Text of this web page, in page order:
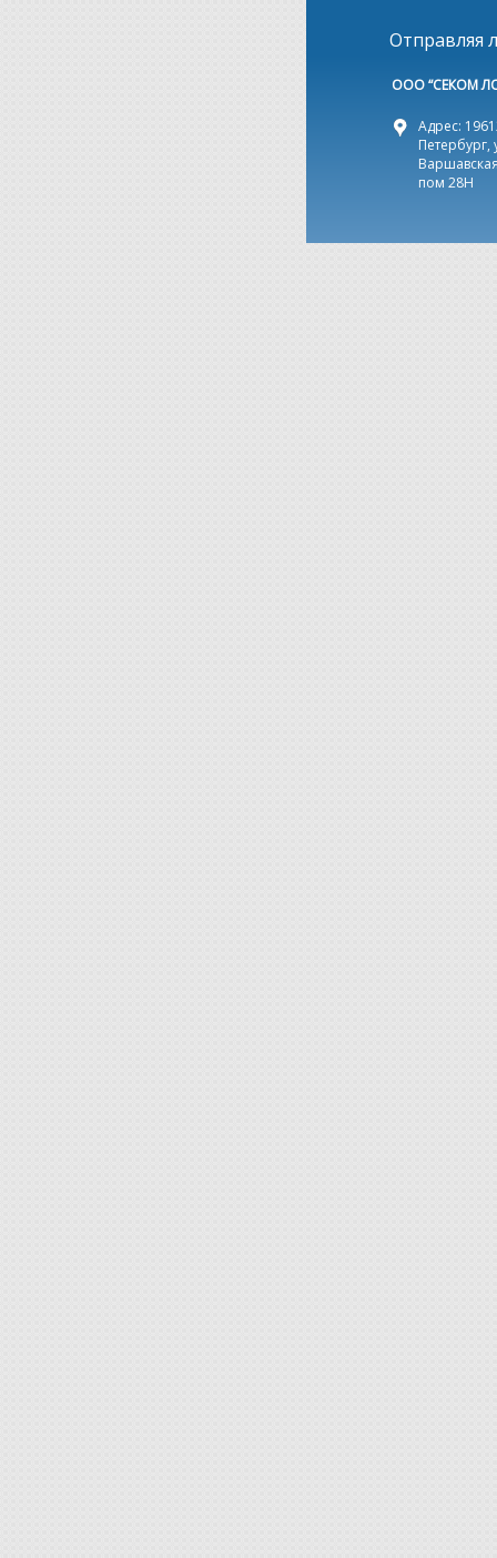
Отправляя
ООО “СЕКОМ
Адрес:
Петербург,
пом 28Н